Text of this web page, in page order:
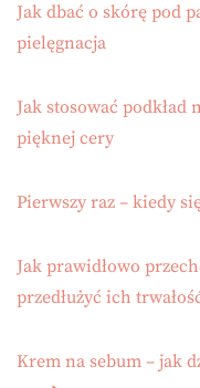
Jak dbać o skórę pod
pielęgnacja
Jak stosować
pięknej cery
Pierwszy raz – kiedy
Jak prawidłowo
przedłużyć ich
Krem na sebum – jak